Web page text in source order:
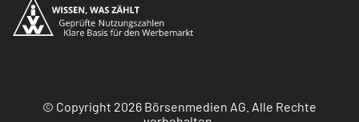
© Copyright 2026 Börsenmedien AG. Alle Rechte